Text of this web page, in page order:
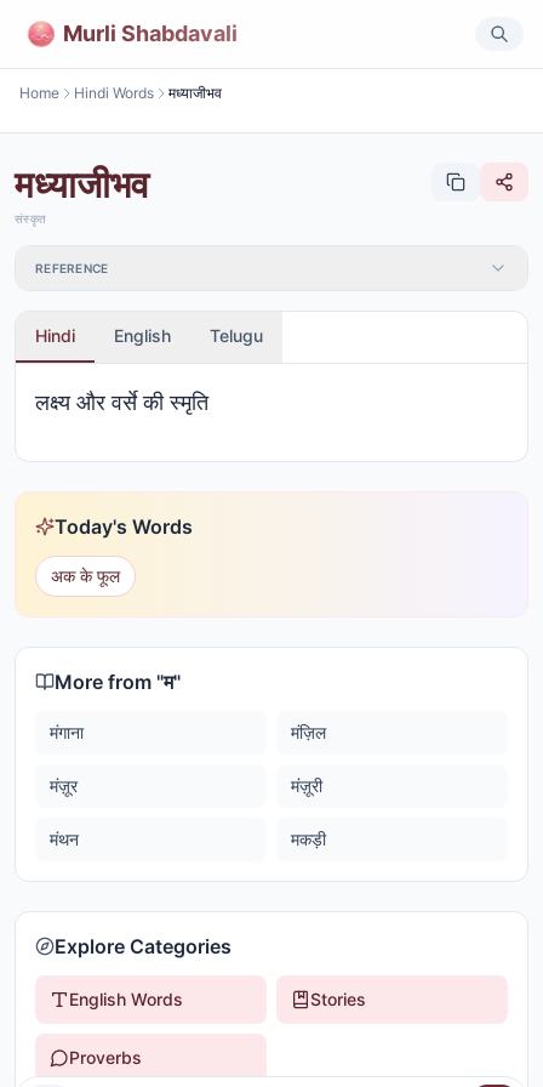
Murli Shabdavali
Home Hindi Words मध्याजीभव
मध्याजीभव
संस्कृत
REFERENCE
Hindi English Telugu
लक्ष्य और वर्से की स्मृति
Today's Words
अक के फूल
More from "म"
मंगाना मंज़िल
मंज़ूर मंज़ूरी
मंथन मकड़ी
Explore Categories
English Words Stories
Proverbs